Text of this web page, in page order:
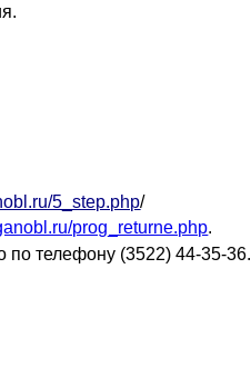
5_step.php/
prog_returne.php.
по телефону (3522) 44-35-36.